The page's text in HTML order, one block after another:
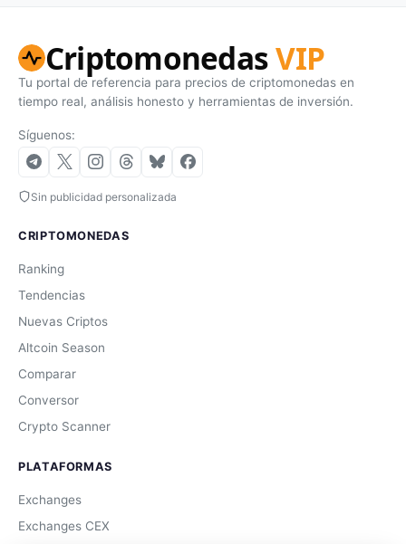
CriptomonedasVIP
Tu portal de referencia para precios de criptomonedas en
tiempo real, análisis honesto y herramientas de inversión.
Síguenos:
Sin publicidad personalizada
CRIPTOMONEDAS
Ranking
Tendencias
Nuevas Criptos
Altcoin Season
Comparar
Conversor
Crypto Scanner
PLATAFORMAS
Exchanges
Exchanges CEX